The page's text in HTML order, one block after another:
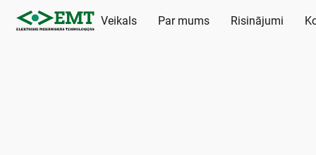
Veikals Par mums Risinājumi